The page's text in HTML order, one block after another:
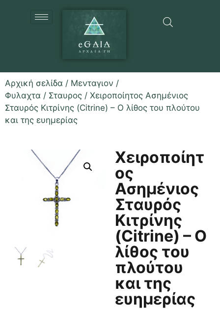
Αρχική σελίδα / Μενταγιον /
Φυλαχτα / Σταυρος / Χειροποίητος Ασημένιος
Σταυρός Κιτρίνης (Citrine) – Ο λίθος του πλούτου
και της ευημερίας
Χειροποίητ
ος
Ασημένιος
Σταυρός
Κιτρίνης
(Citrine) – Ο
λίθος του
πλούτου
και της
ευημερίας